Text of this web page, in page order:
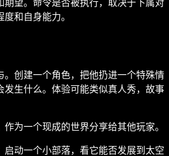
期望。命令是否被执行，取决于下属对
和自身能力。
。创建一个角色，把他扔进一个特殊情
生什么。体验可能类似真人秀，故事
为一个现成的世界分享给其他玩家。
启动一个小部落，看它能否发展到太空